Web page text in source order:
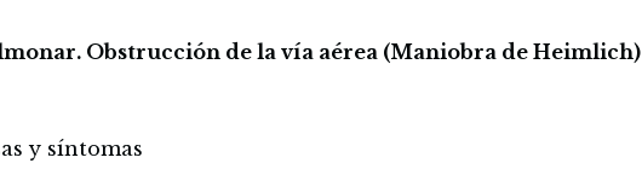
Obstrucción de la vía aérea (Maniobra de Heimlich)
y síntomas